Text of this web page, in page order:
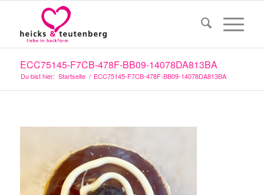
ECC75145-F7CB-478F-BB09-14078DA813BA
Du bist hier: Startseite / ECC75145-F7CB-478F-BB09-14078DA813BA